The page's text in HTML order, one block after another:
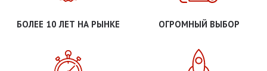
БОЛЕЕ 10 ЛЕТ НА РЫНКЕ ОГРОМНЫЙ ВЫБОР